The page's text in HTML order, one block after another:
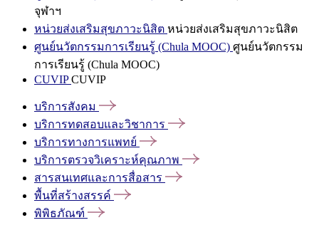
จุฬาฯ
หน่วยส่งเสริมสุขภาวะนิสิต หน่วยส่งเสริมสุขภาวะนิสิต
ศูนย์นวัตกรรมการเรียนรู้ (Chula MOOC) ศูนย์นวัตกรรม
การเรียนรู้ (Chula MOOC)
CUVIPCUVIP
บริการสังคม
บริการทดสอบและวิชาการ
บริการทางการแพทย์
บริการตรวจวิเคราะห์คุณภาพ
สารสนเทศและการสื่อสาร
พื้นที่สร้างสรรค์
พิพิธภัณฑ์